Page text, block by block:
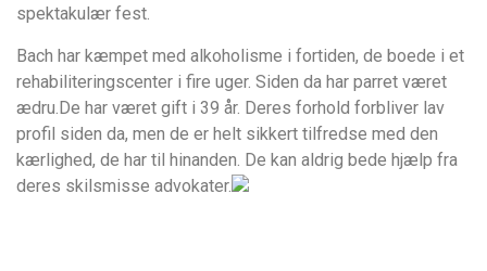
spektakulær fest.
Bach har kæmpet med alkoholisme i fortiden, de boede i et
rehabiliteringscenter i fire uger. Siden da har parret været
ædru.De har været gift i 39 år. Deres forhold forbliver lav
profil siden da, men de er helt sikkert tilfredse med den
kærlighed, de har til hinanden. De kan aldrig bede hjælp fra
deres skilsmisse advokater.